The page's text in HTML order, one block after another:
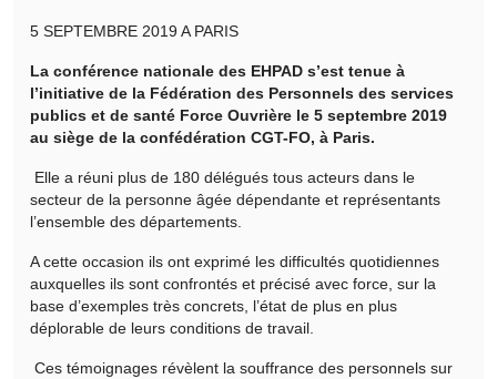
5 SEPTEMBRE 2019 A PARIS
La conférence nationale des EHPAD s’est tenue à
l’initiative de la Fédération des Personnels des services
publics et de santé Force Ouvrière le 5 septembre 2019
au siège de la confédération CGT-FO, à Paris.
Elle a réuni plus de 180 délégués tous acteurs dans le
secteur de la personne âgée dépendante et représentants
l’ensemble des départements.
A cette occasion ils ont exprimé les difficultés quotidiennes
auxquelles ils sont confrontés et précisé avec force, sur la
base d’exemples très concrets, l’état de plus en plus
déplorable de leurs conditions de travail.
Ces témoignages révèlent la souffrance des personnels sur